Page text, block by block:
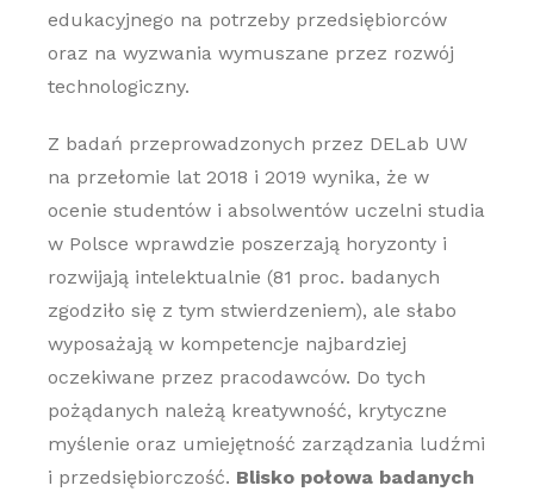
edukacyjnego na potrzeby przedsiębiorców
oraz na wyzwania wymuszane przez rozwój
technologiczny.
Z badań przeprowadzonych przez DELab UW
na przełomie lat 2018 i 2019 wynika, że w
ocenie studentów i absolwentów uczelni studia
w Polsce wprawdzie poszerzają horyzonty i
rozwijają intelektualnie (81 proc. badanych
zgodziło się z tym stwierdzeniem), ale słabo
wyposażają w kompetencje najbardziej
oczekiwane przez pracodawców. Do tych
pożądanych należą kreatywność, krytyczne
myślenie oraz umiejętność zarządzania ludźmi
i przedsiębiorczość. Blisko połowa badanych